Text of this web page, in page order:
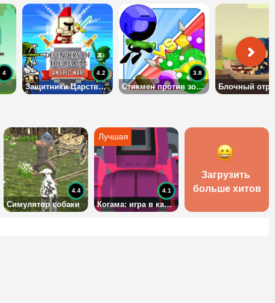
4
Защитники Царства: эпическая война
4.2
Стикмен против зомби
3.8
Блочный
Симулятор собаки
4.4
Когама: игра в кальмара 2
4.1
Загрузить
больше хитов